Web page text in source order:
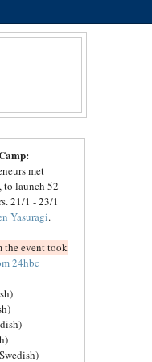
met
to launch 52
21/1 - 23/1
Yasuragi.
event took
24hbc